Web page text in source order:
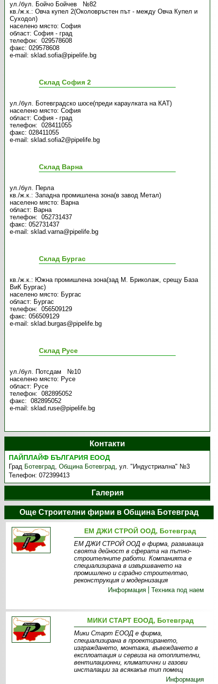
ул./бул. Бойчо Бойчев №82
кв./ж.к.: Овча купел 2(Околовръстен път - между Овча Купел и
Суходол)
населено място: София
област: София - град
телефон: 029578608
факс: 029578608
e-mail: sklad.sofia@pipelife.bg
Склад София 2
ул./бул. Ботевградско шосе(преди караулката на КАТ)
населено място: София
област: София - град
телефон: 028411055
факс: 028411055
e-mail: sklad.sofia2@pipelife.bg
Склад Варна
ул./бул. Перла
кв./ж.к.: Западна промишлена зона(в завод Метал)
населено място: Варна
област: Варна
телефон: 052731437
факс: 052731437
e-mail: sklad.varna@pipelife.bg
Склад Бургас
кв./ж.к.: Южна промишлена зона(зад М. Бриколаж, срещу База
ВиК Бургас)
населено място: Бургас
област: Бургас
телефон: 056509129
факс: 056509129
e-mail: sklad.burgas@pipelife.bg
Склад Русе
ул./бул. Потсдам №10
населено място: Русе
област: Русе
телефон: 082895052
факс: 082895052
e-mail: sklad.ruse@pipelife.bg
Контакти
ПАЙПЛАЙФ БЪЛГАРИЯ ЕООД
Град Ботевград,Община Ботевград,ул. "Индустриална" №3
Телефон:072399413
Галерия
Още Строителни фирми в Община Ботевград
ЕМ ДЖИ СТРОЙ ООД, Ботевград
ЕМ ДЖИ СТРОЙ ООД е фирма, развиваща
своята дейност в сферата на пътно-
строителните работи. Компанията е
специализирана в извършването на
промишлено и сградно строителтво,
реконструкция и модернизация
Информация
Техника под наем
МИКИ СТАРТ ЕООД, Ботевград
Мики Старт ЕООД е фирма,
специализирана в проектирането,
изграждането, монтажа, въвеждането в
експлоатация и сервиза на отоплителни,
вентилационни, климатични и газови
инсталации за всякакъв тип помещ
Информация